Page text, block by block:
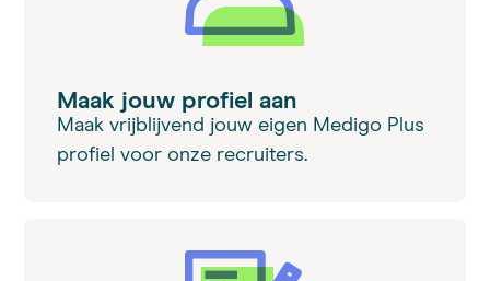
Maak jouw profiel aan
Maak vrijblijvend jouw eigen Medigo Plus
profiel voor onze recruiters.